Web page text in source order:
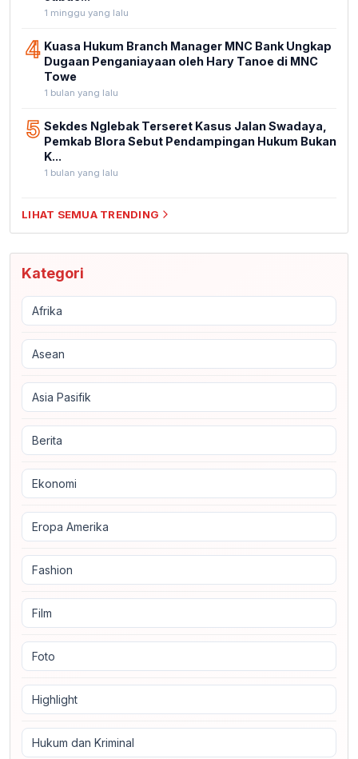
1 minggu yang lalu
4 Kuasa Hukum Branch Manager MNC Bank Ungkap
Dugaan Penganiayaan oleh Hary Tanoe di MNC
Towe
1 bulan yang lalu
5 Sekdes Nglebak Terseret Kasus Jalan Swadaya,
Pemkab Blora Sebut Pendampingan Hukum Bukan
K...
1 bulan yang lalu
LIHAT SEMUA TRENDING
Kategori
Afrika
Asean
Asia Pasifik
Berita
Ekonomi
Eropa Amerika
Fashion
Film
Foto
Highlight
Hukum dan Kriminal